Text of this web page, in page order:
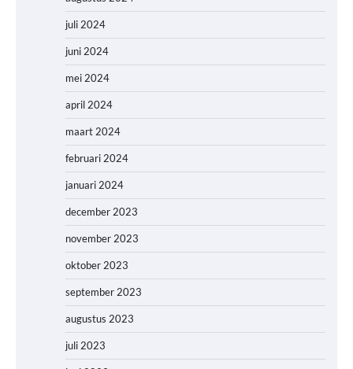
juli 2024
juni 2024
mei 2024
april 2024
maart 2024
februari 2024
januari 2024
december 2023
november 2023
oktober 2023
september 2023
augustus 2023
juli 2023